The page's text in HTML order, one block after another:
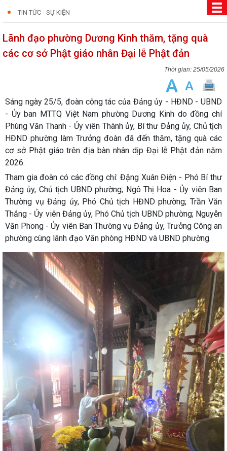
TIN TỨC - SỰ KIỆN
Lãnh đạo phường Dương Kinh thăm, tặng quà
các cơ sở Phật giáo nhân Đại lễ Phật đản
25/05/2026
Sáng ngày 25/5, đoàn công tác của Đảng ủy - HĐND - UBND
- Ủy ban MTTQ Việt Nam phường Dương Kinh do đồng chí
Phùng Văn Thanh - Ủy viên Thành ủy, Bí thư Đảng ủy, Chủ tịch
HĐND phường làm Trưởng đoàn đã đến thăm, tặng quà các
cơ sở Phật giáo trên địa bàn nhân dịp Đại lễ Phật đản năm
2026.
Tham gia đoàn có các đồng chí: Đặng Xuân Điện - Phó Bí thư
Đảng ủy, Chủ tịch UBND phường; Ngô Thị Hoa - Ủy viên Ban
Thường vụ Đảng ủy, Phó Chủ tịch HĐND phường; Trần Văn
Thắng - Ủy viên Đảng ủy, Phó Chủ tịch UBND phường; Nguyễn
Văn Phong - Ủy viên Ban Thường vụ Đảng ủy, Trưởng Công an
phường cùng lãnh đạo Văn phòng HĐND và UBND phường.